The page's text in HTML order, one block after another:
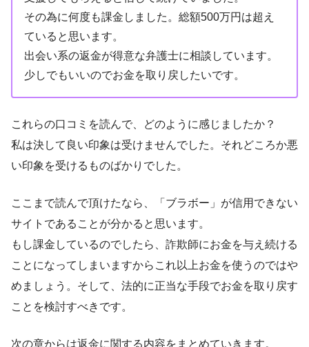
その為に何度も課金しました。総額500万円は超え
ていると思います。
出会い系の返金が得意な弁護士に相談しています。
少しでもいいのでお金を取り戻したいです。
これらの口コミを読んで、どのように感じましたか？
私は決して良い印象は受けませんでした。それどころか悪
い印象を受けるものばかりでした。
ここまで読んで頂けたなら、「ブラボー」が信用できない
サイトであることが分かると思います。
もし課金しているのでしたら、詐欺師にお金を与え続ける
ことになってしまいますからこれ以上お金を使うのではや
めましょう。そして、法的に正当な手段でお金を取り戻す
ことを検討すべきです。
次の章からは返金に関する内容をまとめていきます。